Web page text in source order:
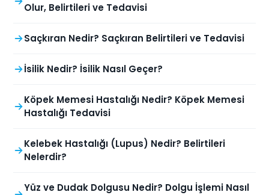
Olur, Belirtileri ve Tedavisi
Saçkıran Nedir? Saçkıran Belirtileri ve Tedavisi
İsilik Nedir? İsilik Nasıl Geçer?
Köpek Memesi Hastalığı Nedir? Köpek Memesi
Hastalığı Tedavisi
Kelebek Hastalığı (Lupus) Nedir? Belirtileri
Nelerdir?
Yüz ve Dudak Dolgusu Nedir? Dolgu İşlemi Nasıl